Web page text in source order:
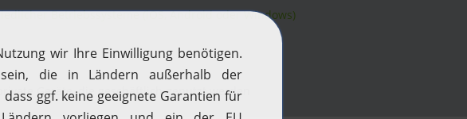
Betriebssysteme (iOS, Android oder Windows)
Geräte, die geschäftlich genutzt werden